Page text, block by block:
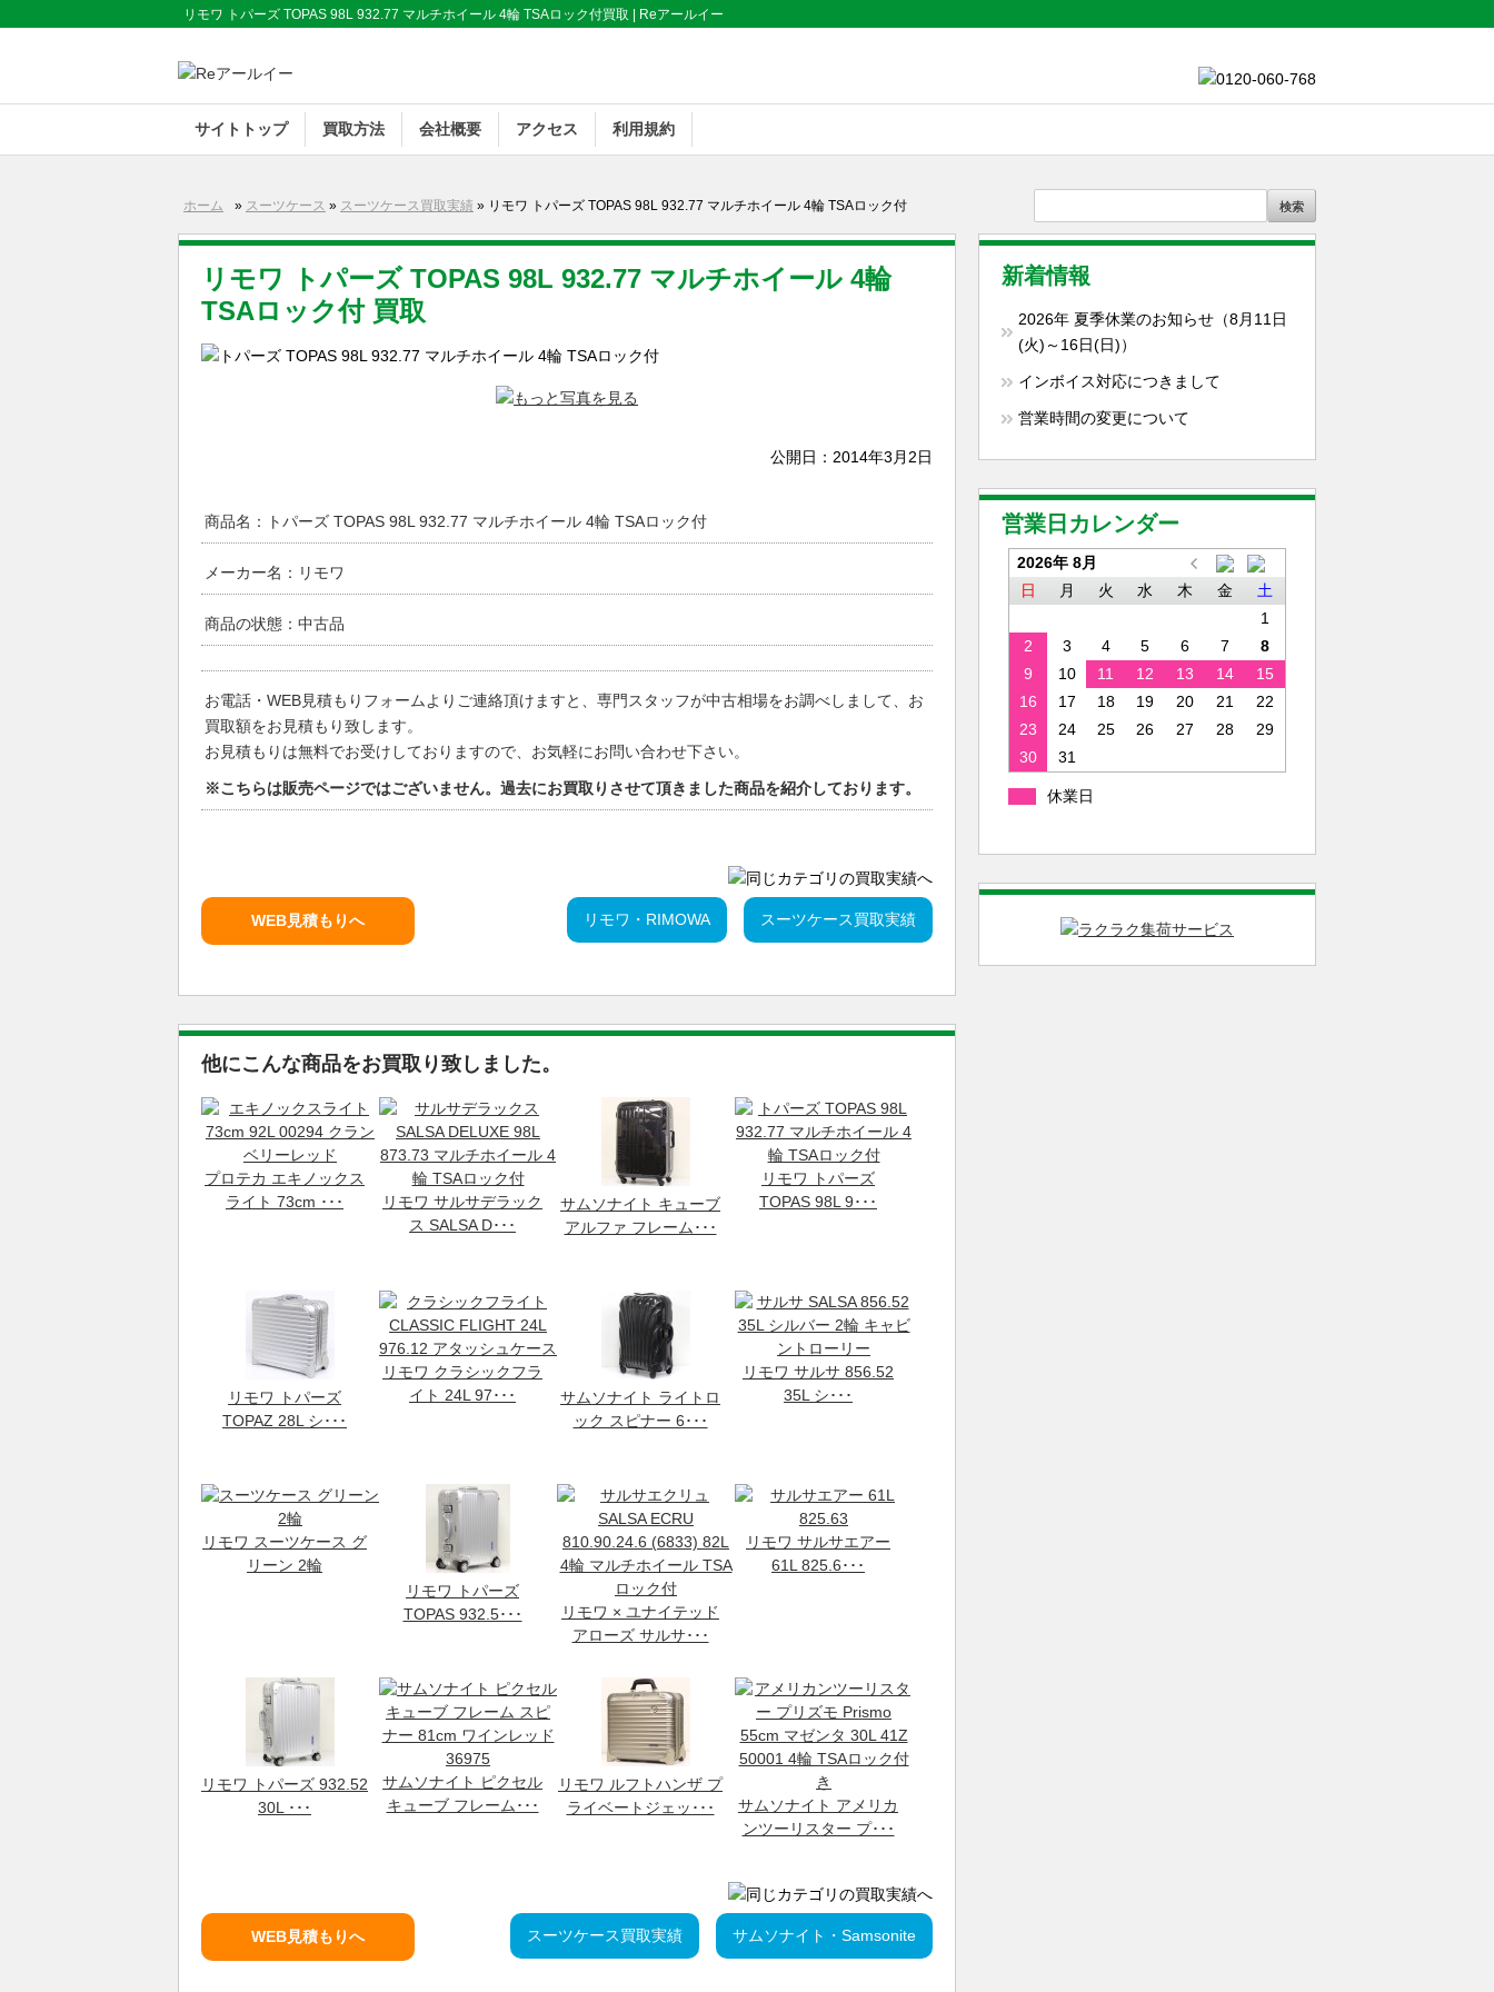
リモワ トパーズ TOPAS 98L 932.77 マルチホイール 4輪 TSAロック付買取 | Reアールイー
サイトトップ 買取方法 会社概要 アクセス 利用規約
ホーム » スーツケース » スーツケース買取実績 » リモワ トパーズ TOPAS 98L 932.77 マルチホイール 4輪 TSAロック付
リモワ トパーズ TOPAS 98L 932.77 マルチホイール 4輪
TSAロック付 買取
公開日： 2014年3月2日
商品名：トパーズ TOPAS 98L 932.77 マルチホイール 4輪 TSAロック付
メーカー名：リモワ
商品の状態：中古品
お電話・WEB見積もりフォームよりご連絡頂けますと、専門スタッフが中古相場をお調べしまして、お
買取額をお見積もり致します。
お見積もりは無料でお受けしておりますので、お気軽にお問い合わせ下さい。
※こちらは販売ページではございません。過去にお買取りさせて頂きました商品を紹介しております。
WEB見積もりへ スーツケース買取実績
リモワ・RIMOWA
他にこんな商品をお買取り致しました。
プロテカ エキノックス
ライト 73cm ･･･
リモワ サルサデラック
ス SALSA D･･･
サムソナイト キューブ
アルファ フレーム･･･
リモワ トパーズ
TOPAS 98L 9･･･
リモワ トパーズ
TOPAZ 28L シ･･･
リモワ クラシックフラ
イト 24L 97･･･
サムソナイト ライトロ
ック スピナー 6･･･
リモワ サルサ 856.52
35L シ･･･
リモワ スーツケース グ
リーン 2輪
リモワ トパーズ
TOPAS 932.5･･･
リモワ × ユナイテッド
アローズ サルサ･･･
リモワ サルサエアー
61L 825.6･･･
リモワ トパーズ 932.52
30L ･･･
サムソナイト ピクセル
キューブ フレーム･･･
リモワ ルフトハンザ プ
ライベートジェッ･･･
サムソナイト アメリカ
ンツーリスター プ･･･
WEB見積もりへ サムソナイト・Samsonite
スーツケース買取実績
新着情報
2026年 夏季休業のお知らせ（8月11日
(火)～16日(日)）
インボイス対応につきまして
営業時間の変更について
営業日カレンダー
2026年 8月
日
月 火 水 木 金
土
1
2
3 4 5 6 7
8
9
10 11 12 13 14
15
16
17 18 19 20 21
22
23
24 25 26 27 28
29
30
31
休業日